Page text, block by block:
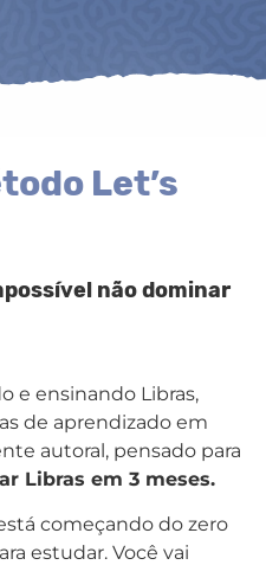
Let’s
não dominar
e ensinando Libras,
de aprendizado em
autoral, pensado para
Libras em 3 meses.
começando do zero
estudar. Você vai